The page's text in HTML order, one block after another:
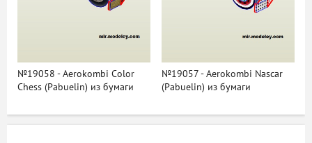
№19058 - Aerokombi Color
Chess (Pabuelin) из бумаги
№19057 - Aerokombi Nascar
(Pabuelin) из бумаги